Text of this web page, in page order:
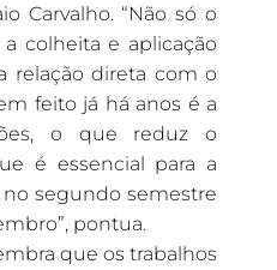
Carvalho. “Não só o
colheita e aplicação
relação direta com o
feito já há anos é a
o que reduz o
é essencial para a
segundo semestre
pontua.
que os trabalhos